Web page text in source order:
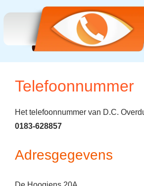
Telefoonnummer
Het telefoonnummer van D.C.
0183-628857
Adresgegevens